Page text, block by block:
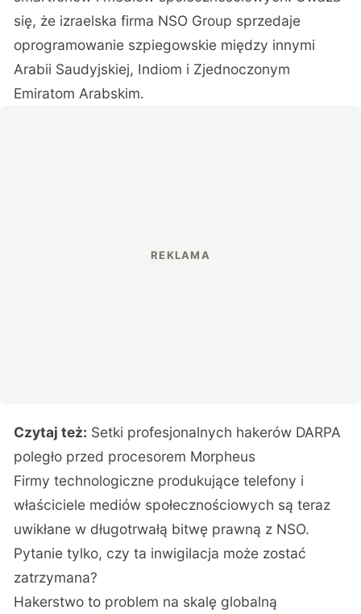
się, że izraelska firma NSO Group sprzedaje
oprogramowanie szpiegowskie między innymi
Arabii Saudyjskiej, Indiom i Zjednoczonym
Emiratom Arabskim.
Czytaj też: Setki profesjonalnych hakerów DARPA
poległo przed procesorem Morpheus
Firmy technologiczne produkujące telefony i
właściciele mediów społecznościowych są teraz
uwikłane w długotrwałą bitwę prawną z NSO.
Pytanie tylko, czy ta inwigilacja może zostać
zatrzymana?
Hakerstwo to problem na skalę globalną